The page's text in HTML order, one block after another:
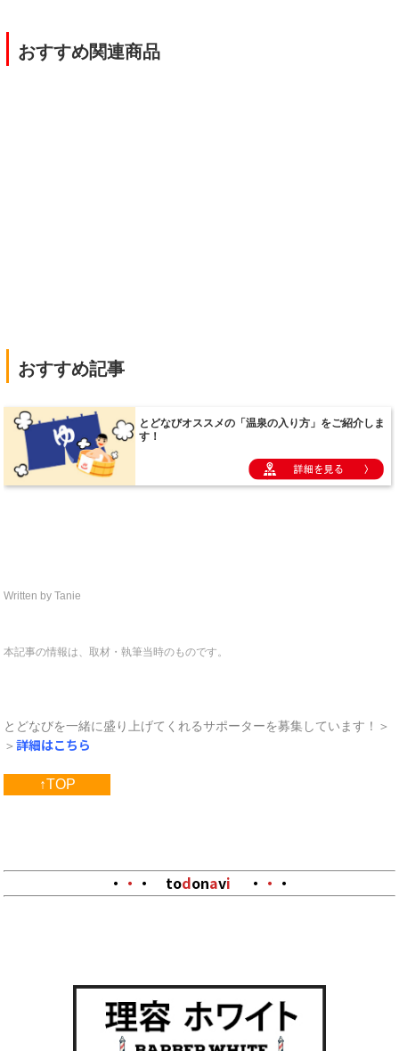
| おすすめ関連商品
| おすすめ記事
Written by Tanie
本記事の情報は、取材・執筆当時のものです。
とどなびを一緒に盛り上げてくれるサポーターを募集しています！＞
＞詳細はこちら
↑TOP
・ ・ ・ todonavi ・ ・ ・